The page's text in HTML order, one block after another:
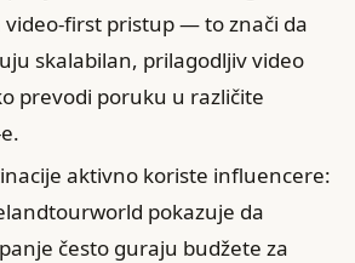
video-first pristup — to znači da
skalabilan, prilagodljiv video
prevodi poruku u različite
aktivno koriste influencere:
pokazuje da
često guraju budžete za